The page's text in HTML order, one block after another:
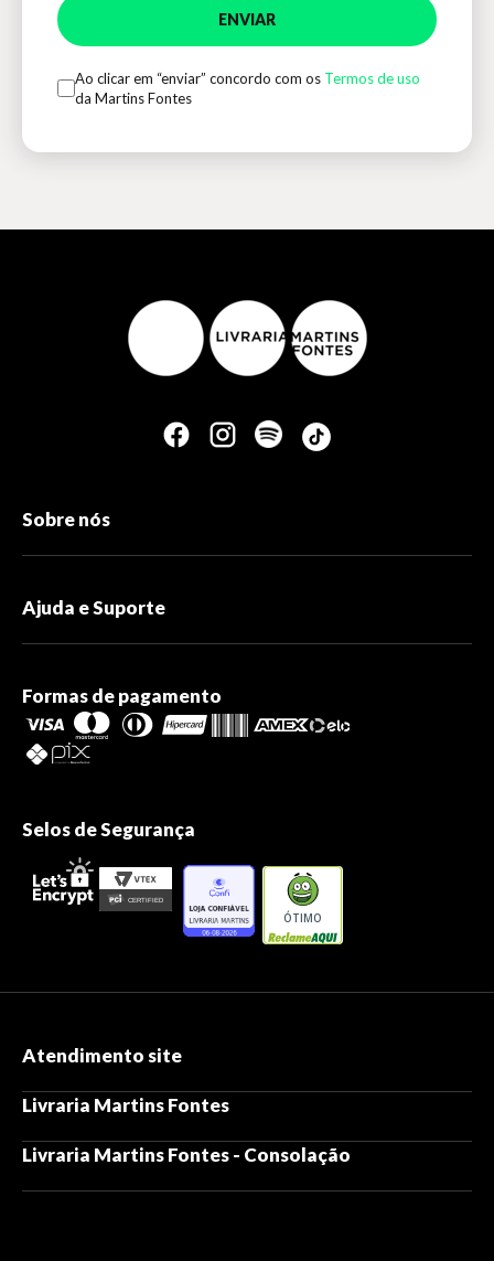
ENVIAR
Ao clicar em “enviar” concordo com os Termos de uso
da Martins Fontes
Sobre nós
Ajuda e Suporte
Formas de pagamento
Selos de Segurança
ÓTIMO
Atendimento site
Livraria Martins Fontes
Livraria Martins Fontes - Consolação